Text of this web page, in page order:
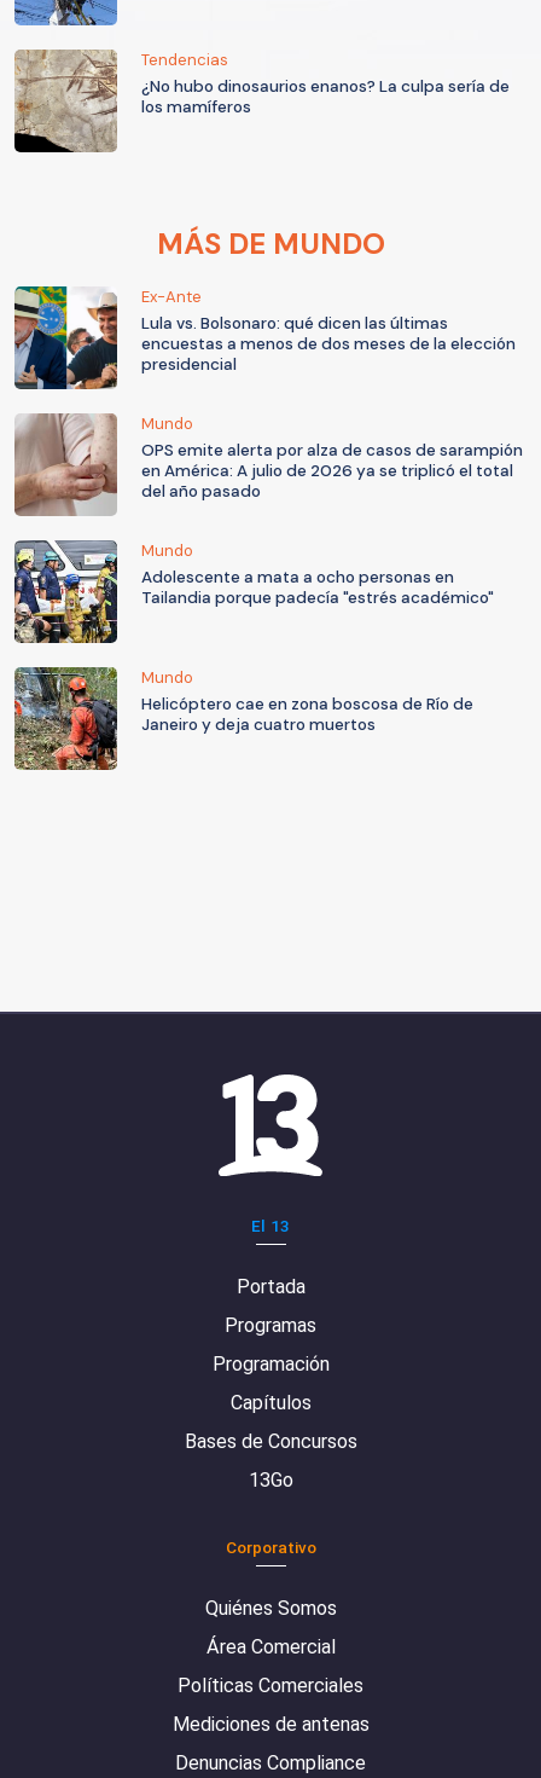
Tendencias
¿No hubo dinosaurios enanos? La culpa sería de
los mamíferos
MÁS DE MUNDO
Ex-Ante
Lula vs. Bolsonaro: qué dicen las últimas
encuestas a menos de dos meses de la elección
presidencial
Mundo
OPS emite alerta por alza de casos de sarampión
en América: A julio de 2026 ya se triplicó el total
del año pasado
Mundo
Adolescente a mata a ocho personas en
Tailandia porque padecía "estrés académico"
Mundo
Helicóptero cae en zona boscosa de Río de
Janeiro y deja cuatro muertos
El 13
Portada
Programas
Programación
Capítulos
Bases de Concursos
13Go
Corporativo
Quiénes Somos
Área Comercial
Políticas Comerciales
Mediciones de antenas
Denuncias Compliance